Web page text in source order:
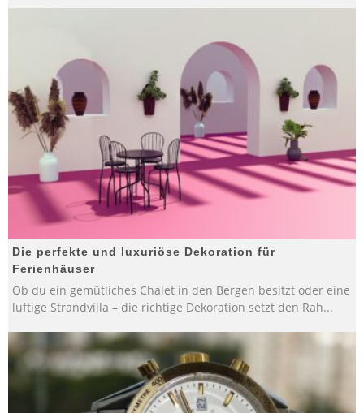
Die perfekte und luxuriöse Dekoration für
Ferienhäuser
Ob du ein gemütliches Chalet in den Bergen besitzt oder eine
luftige Strandvilla – die richtige Dekoration setzt den Rah...